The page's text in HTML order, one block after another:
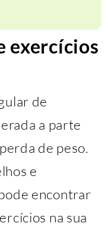
exercícios
de
a parte
de peso.
e
encontrar
na sua